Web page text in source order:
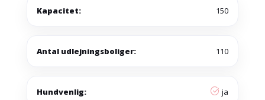
Kapacitet: 150
Antal udlejningsboliger: 110
Hundvenlig: ja